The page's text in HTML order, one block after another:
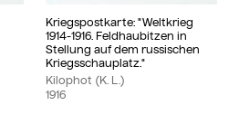
Kriegspostkarte: "Weltkrieg
1914-1916. Feldhaubitzen in
Stellung auf dem russischen
Kriegsschauplatz."
Kilophot (K. L.)
1916